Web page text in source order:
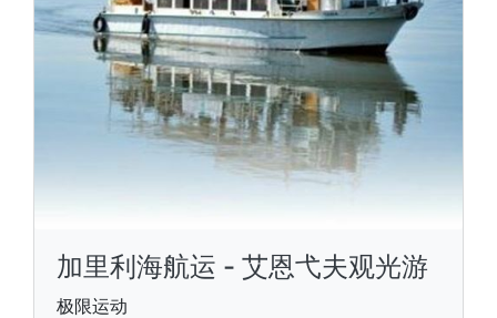
加里利海航运 - 艾恩弋夫观光游
极限运动